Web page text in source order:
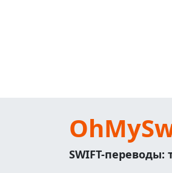
SWIFT-переводы: